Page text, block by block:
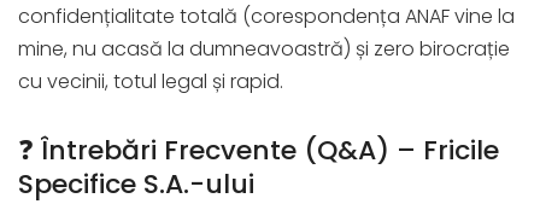
confidențialitate totală (corespondența ANAF vine la
mine, nu acasă la dumneavoastră) și zero birocrație
cu vecinii, totul legal și rapid.
❓ Întrebări Frecvente (Q&A) – Fricile
Specifice S.A.-ului